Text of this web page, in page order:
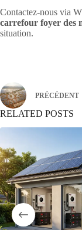
Contactez-nous via
carrefour foyer des
situation.
PRÉCÉDENT
RELATED POSTS